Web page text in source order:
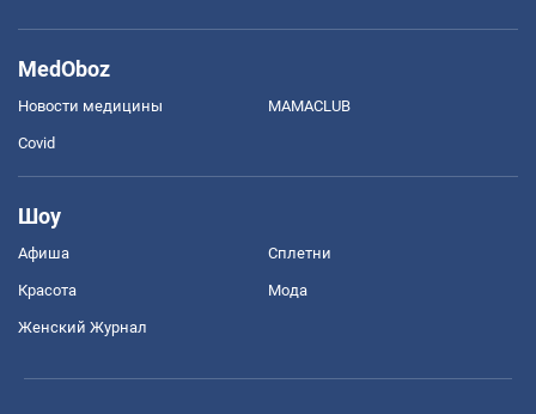
MedOboz
Новости медицины MAMACLUB
Covid
Шоу
Афиша Сплетни
Красота Мода
Женский Журнал